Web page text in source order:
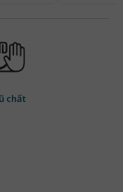
chất